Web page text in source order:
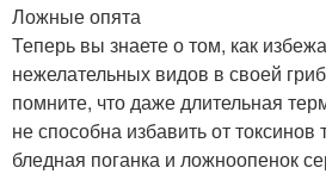
Ложные опята
Теперь вы знаете о том, как
нежелательных видов в своей
помните, что даже длительная
не способна избавить от токсинов
бледная поганка и ложноопенок